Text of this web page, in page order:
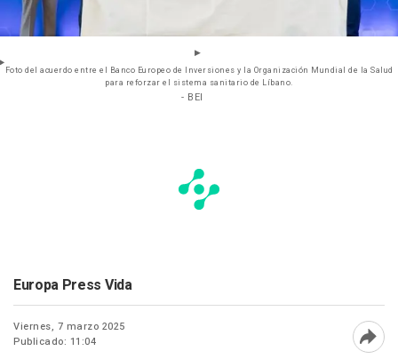
Foto del acuerdo entre el Banco Europeo de Inversiones y la Organización Mundial de la Salud
para reforzar el sistema sanitario de Líbano.
- BEI
Europa Press Vida
Viernes, 7 marzo 2025
Publicado: 11:04